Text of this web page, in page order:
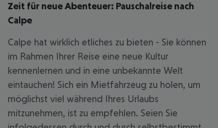
Zeit für neue Abenteuer: Pauschalreise nach
Calpe
Calpe hat wirklich etliches zu bieten - Sie können
im Rahmen Ihrer Reise eine neue Kultur
kennenlernen und in eine unbekannte Welt
eintauchen! Sich ein Mietfahrzeug zu holen, um
möglichst viel während Ihres Urlaubs
mitzunehmen, ist zu empfehlen. Seien Sie